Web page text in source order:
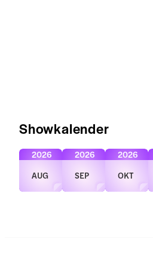
Showkalender
AUG
2026
SEP
2026
OKT
2026